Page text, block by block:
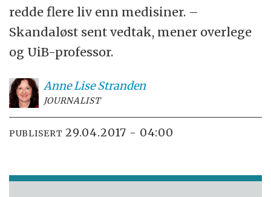
redde flere liv enn medisiner. –
Skandaløst sent vedtak, mener overlege
og UiB-professor.
Anne Lise Stranden
JOURNALIST
PUBLISERT 29.04.2017 - 04:00